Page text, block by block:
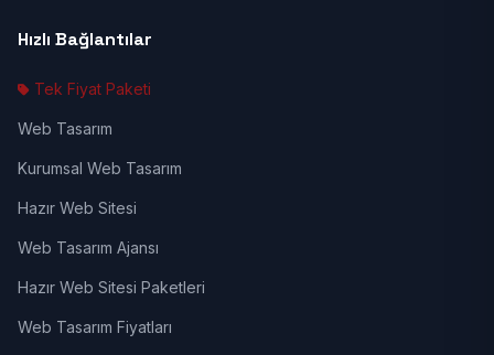
Hızlı Bağlantılar
Tek Fiyat Paketi
Web Tasarım
Kurumsal Web Tasarım
Hazır Web Sitesi
Web Tasarım Ajansı
Hazır Web Sitesi Paketleri
Web Tasarım Fiyatları